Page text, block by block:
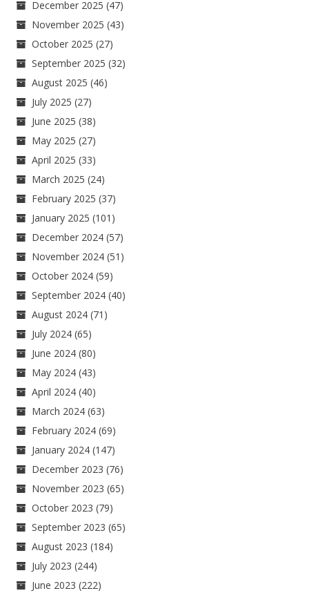
December 2025 (47)
November 2025 (43)
October 2025 (27)
September 2025 (32)
August 2025 (46)
July 2025 (27)
June 2025 (38)
May 2025 (27)
April 2025 (33)
March 2025 (24)
February 2025 (37)
January 2025 (101)
December 2024 (57)
November 2024 (51)
October 2024 (59)
September 2024 (40)
August 2024 (71)
July 2024 (65)
June 2024 (80)
May 2024 (43)
April 2024 (40)
March 2024 (63)
February 2024 (69)
January 2024 (147)
December 2023 (76)
November 2023 (65)
October 2023 (79)
September 2023 (65)
August 2023 (184)
July 2023 (244)
June 2023 (222)